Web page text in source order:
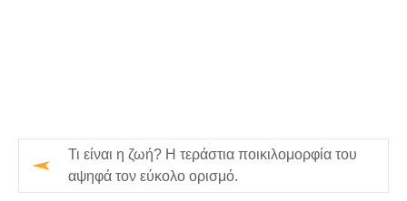
Τι είναι η ζωή? Η τεράστια ποικιλομορφία του
αψηφά τον εύκολο ορισμό.